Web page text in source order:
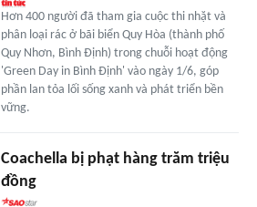
Hơn 400 người đã tham gia cuộc thi nhặt và
phân loại rác ở bãi biển Quy Hòa (thành phố
Quy Nhơn, Bình Định) trong chuỗi hoạt động
'Green Day in Bình Định' vào ngày 1/6, góp
phần lan tỏa lối sống xanh và phát triển bền
vững.
Coachella bị phạt hàng trăm triệu
đồng